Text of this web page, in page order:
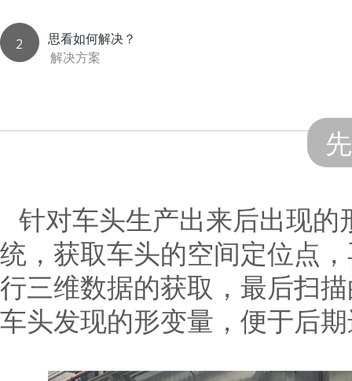
2
思看如何解决？
解决方案
针对车头生产出来后出现
统，获取车头的空间定位点
行三维数据的获取，最后扫
车头发现的形变量，便于后